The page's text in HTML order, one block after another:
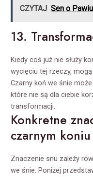
CZYTAJ Sen o
13.
Kiedy coś już nie służy
wycięciu tej rzeczy,
Czarny koń we śnie
które nie są dla ciebie
transformacji.
Konkretne
czarnym koniu
Znaczenie snu zależy
we śnie. Poniżej